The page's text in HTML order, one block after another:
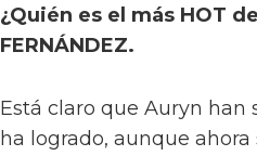
¿Quién es el más HOT
FERNÁNDEZ.
Está claro que Auryn han
ha logrado, aunque